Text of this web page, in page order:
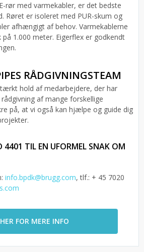
rør med varmekabler, er det bedste
Røret er isoleret med PUR-skum og
afhængigt af behov. Varmekablerne
1.000 meter. Eigerflex er godkendt
RÅDGIVNINGSTEAM
hold af medarbejdere, der har
af mange forskellige
på, at vi også kan hjælpe og guide dig
TIL EN UFORMEL SNAK OM
info.bpdk@brugg.com, tlf.: + 45 7020
FOR MERE INFO